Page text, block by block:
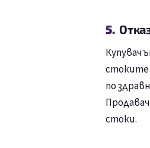
стоките
по
стоки.